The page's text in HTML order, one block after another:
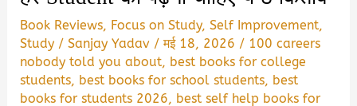
Book Reviews, Focus on Study,Self Improvement,
Study /Sanjay Yadav /मई 18, 2026 / 100 careers
nobody told you about, best books for college
students, best books for school students, best
books for students 2026, best self help books for